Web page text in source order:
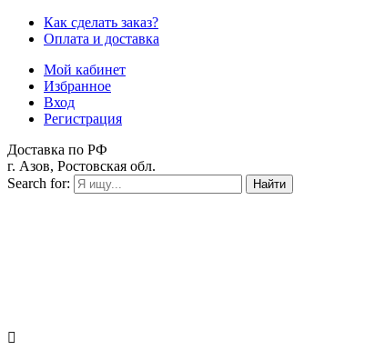
Как сделать заказ?
Оплата и доставка
Мой кабинет
Избранное
Вход
Регистрация
Доставка по РФ
г. Азов, Ростовская обл.
Search for:
Найти